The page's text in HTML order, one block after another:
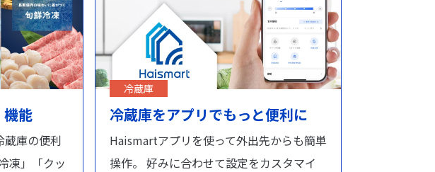
機能
蔵庫の便利
凍」「クッ
冷蔵庫
冷蔵庫をアプリでもっと便利に
Haismartアプリを使って外出先からも簡単
操作。 好みに合わせて設定をカスタマイ